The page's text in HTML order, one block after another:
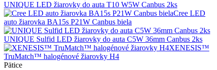
UNIQUE LED žiarovky do auta T10 W5W Canbus 2ks
Cree LED
auto žiarovka BA15s P21W Canbus biela
UNIQUE Sulfid LED žiarovky do auta C5W 36mm Canbus 2ks
XENESIS™
TruMatch™ halogénové žiarovky H4
Pätice